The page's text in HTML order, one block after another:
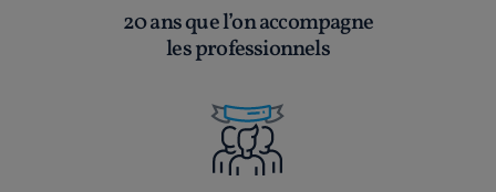
20 ans que l’on accompagne
les professionnels